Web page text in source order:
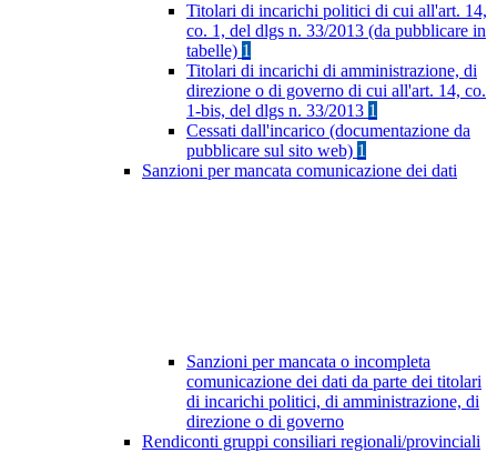
Titolari di incarichi politici di cui all'art. 14,
co. 1, del dlgs n. 33/2013 (da pubblicare in
tabelle) 1
Titolari di incarichi di amministrazione, di
direzione o di governo di cui all'art. 14, co.
1-bis, del dlgs n. 33/2013 1
Cessati dall'incarico (documentazione da
pubblicare sul sito web) 1
Sanzioni per mancata comunicazione dei dati
Sanzioni per mancata o incompleta
comunicazione dei dati da parte dei titolari
di incarichi politici, di amministrazione, di
direzione o di governo
Rendiconti gruppi consiliari regionali/provinciali